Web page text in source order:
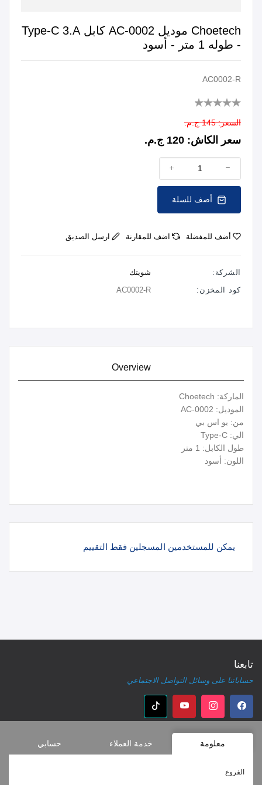
Choetech موديل AC-0002 كابل Type-C 3.A
- طوله 1 متر - أسود
AC0002-R
السعر: 145 ج.م.
سعر الكاش: 120 ج.م.
أضف للمفضلة اضف للمقارنة ارسل الصديق
الشركة:
شويتك
كود المخزن:
AC0002-R
Overview
الماركة: Choetech
الموديل: AC-0002
من: يو اس بي
الي: Type-C
طول الكابل: 1 متر
اللون: أسود
يمكن للمستخدمين المسجلين فقط التقييم
تابعنا
حساباتنا على وسائل التواصل الاجتماعي
معلومة خدمة العملاء حسابي
الفروع